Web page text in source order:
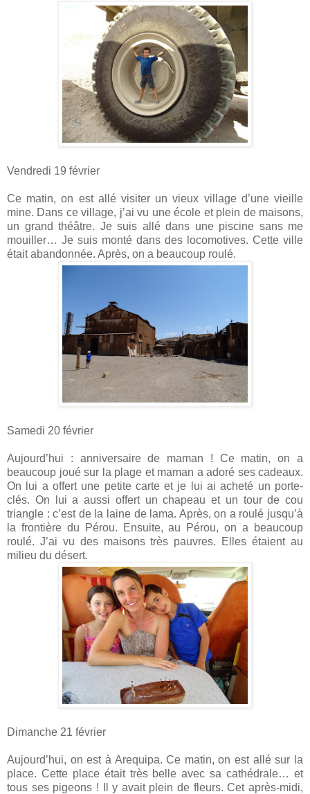
Vendredi 19 février
Ce matin, on est allé visiter un vieux village d’une vieille
mine. Dans ce village, j’ai vu une école et plein de maisons,
un grand théâtre. Je suis allé dans une piscine sans me
mouiller… Je suis monté dans des locomotives. Cette ville
était abandonnée. Après, on a beaucoup roulé.
Samedi 20 février
Aujourd’hui : anniversaire de maman ! Ce matin, on a
beaucoup joué sur la plage et maman a adoré ses cadeaux.
On lui a offert une petite carte et je lui ai acheté un porte-
clés. On lui a aussi offert un chapeau et un tour de cou
triangle : c’est de la laine de lama. Après, on a roulé jusqu’à
la frontière du Pérou. Ensuite, au Pérou, on a beaucoup
roulé. J’ai vu des maisons très pauvres. Elles étaient au
milieu du désert.
Dimanche 21 février
Aujourd’hui, on est à Arequipa. Ce matin, on est allé sur la
place. Cette place était très belle avec sa cathédrale… et
tous ses pigeons ! Il y avait plein de fleurs. Cet après-midi,